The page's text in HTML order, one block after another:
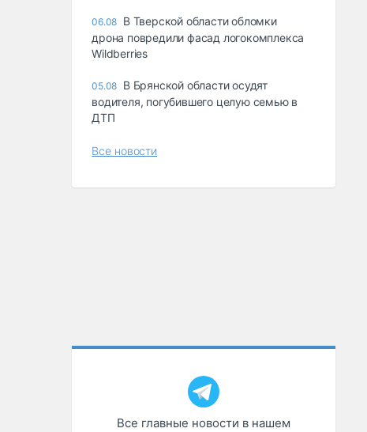
06.08 В Тверской области обломки
дрона повредили фасад логокомплекса
Wildberries
05.08 В Брянской области осудят
водителя, погубившего целую семью в
ДТП
Все новости
Все главные новости в нашем